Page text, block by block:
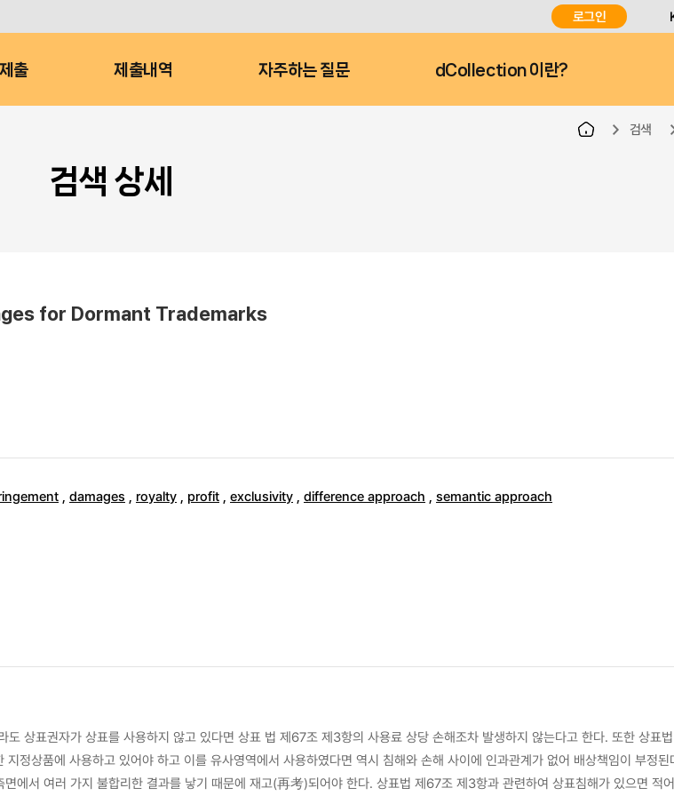
로그인
출 제출내역 자주하는 질문 dCollection 이란?
검색
검색 상세
for Dormant Trademarks
, damages , royalty , profit , exclusivity , difference approach , semantic approach
상표권자가 상표를 사용하지 않고 있다면 상표 법 제67조 제3항의 사용료 상당 손해조차 발생하지 않는다고 한다. 또한 상표
정상품에 사용하고 있어야 하고 이를 유사영역에서 사용하였다면 역시 침해와 손해 사이에 인과관계가 없어 배상책임이 부정된
에서 여러 가지 불합리한 결과를 낳기 때문에 재고(再考)되어야 한다. 상표법 제67조 제3항과 관련하여 상표침해가 있으면 적